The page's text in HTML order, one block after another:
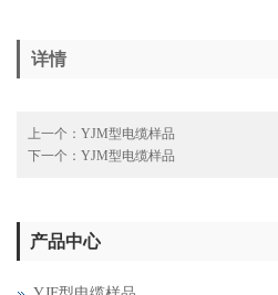
详情
上一个： YJM型电缆样品
下一个： YJM型电缆样品
产品中心